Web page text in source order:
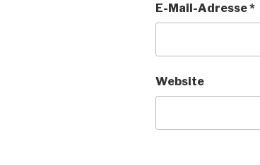
E-Mail-Adresse*
Website